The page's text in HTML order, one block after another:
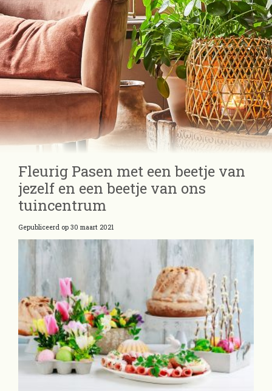
Fleurig Pasen met een beetje van
jezelf en een beetje van ons
tuincentrum
Gepubliceerd op 30 maart 2021